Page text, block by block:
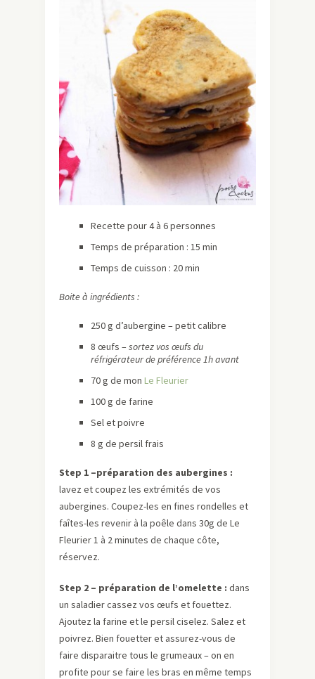
Recette pour 4 à 6 personnes
Temps de préparation : 15 min
Temps de cuisson : 20 min
Boite à ingrédients :
250 g d’aubergine – petit calibre
8 œufs –sortez vos œufs du
réfrigérateur de préférence 1h avant
70 g de mon Le Fleurier
100 g de farine
Sel et poivre
8 g de persil frais
Step 1 –préparation des aubergines :
lavez et coupez les extrémités de vos
aubergines. Coupez-les en fines rondelles et
faîtes-les revenir à la poêle dans 30g de Le
Fleurier 1 à 2 minutes de chaque côte,
réservez.
Step 2 – préparation de l’omelette : dans
un saladier cassez vos œufs et fouettez.
Ajoutez la farine et le persil ciselez. Salez et
poivrez. Bien fouetter et assurez-vous de
faire disparaitre tous le grumeaux – on en
profite pour se faire les bras en même temps